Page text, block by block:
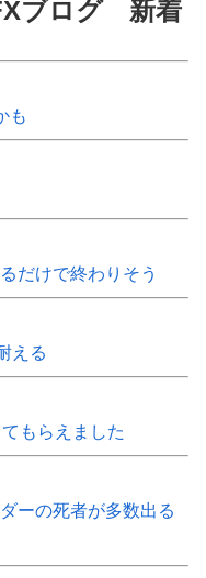
ブログ 新着
も
だけで終わりそう
える
もらえました
ーの死者が多数出る